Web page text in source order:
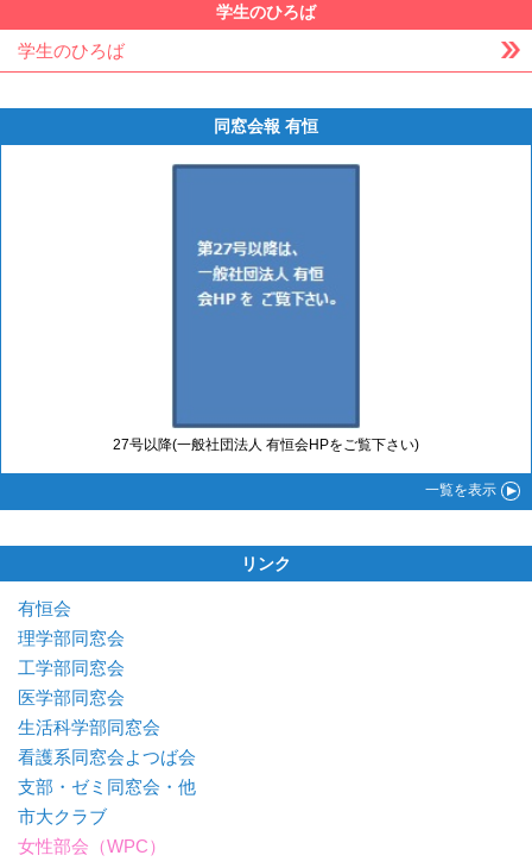
学生のひろば
学生のひろば
同窓会報 有恒
27号以降(一般社団法人 有恒会HPをご覧下さい)
一覧を表示
リンク
有恒会
理学部同窓会
工学部同窓会
医学部同窓会
生活科学部同窓会
看護系同窓会よつば会
支部・ゼミ同窓会・他
市大クラブ
女性部会（WPC）